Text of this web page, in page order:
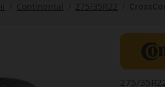
Continental 275/35R22
275/